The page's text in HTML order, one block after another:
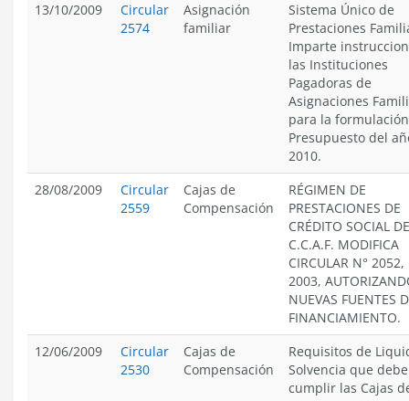
13/10/2009
Circular
2574
Asignación
familiar
Sistema Único de
Prestaciones
Imparte
las Instituciones
Pagadoras de
Asignaciones
para la
Presupuesto del
2010.
28/08/2009
Circular
2559
Cajas de
Compensación
RÉGIMEN DE
PRESTACIONES DE
CRÉDITO SOCIAL
C.C.A.F. MODIFICA
CIRCULAR N° 2052,
2003,
NUEVAS FUENTES
FINANCIAMIENTO.
12/06/2009
Circular
2530
Cajas de
Compensación
Requisitos de
Solvencia que
cumplir las Cajas